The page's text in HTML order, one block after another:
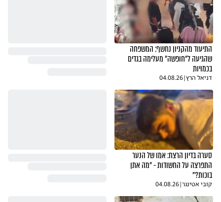
התיעוד מהקניון נחשף: המשפחה
שהגיעה ל"חופשה" מעלימה בגדים
בכמויות
דניאל הרץ|
04.08.26
סערה בדיון הרצח: אמו של הנער
התפרצה על החשודות - "מה אתן
בוכות?"
קובי אטינגר|
04.08.26